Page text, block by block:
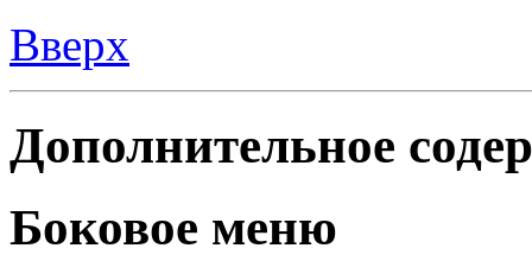
Вверх
Дополнительное
Боковое меню